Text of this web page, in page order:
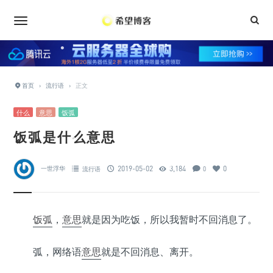
首页 › 流行语 › 正文
什么 意思 饭弧
饭弧是什么意思
一世浮华 流行语 2019-05-02 3,184 0 0
饭弧 ， 意思就是因为吃饭，所以我暂时不回消息了。
弧，网络语意思就是不回消息、离开。
•
•
•
•
•
•
•